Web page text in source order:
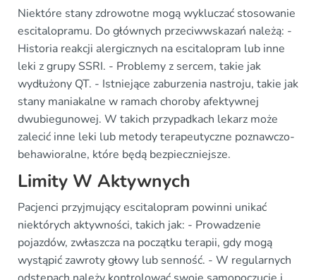
Niektóre stany zdrowotne mogą wykluczać stosowanie
escitalopramu. Do głównych przeciwwskazań należą: -
Historia reakcji alergicznych na escitalopram lub inne
leki z grupy SSRI. - Problemy z sercem, takie jak
wydłużony QT. - Istniejące zaburzenia nastroju, takie jak
stany maniakalne w ramach choroby afektywnej
dwubiegunowej. W takich przypadkach lekarz może
zalecić inne leki lub metody terapeutyczne poznawczo-
behawioralne, które będą bezpieczniejsze.
Limity W Aktywnych
Pacjenci przyjmujący escitalopram powinni unikać
niektórych aktywności, takich jak: - Prowadzenie
pojazdów, zwłaszcza na początku terapii, gdy mogą
wystąpić zawroty głowy lub senność. - W regularnych